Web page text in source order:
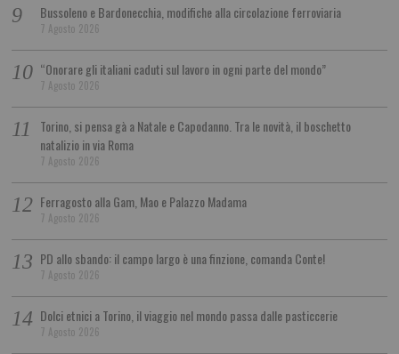
Bussoleno e Bardonecchia, modifiche alla circolazione ferroviaria
7 Agosto 2026
“Onorare gli italiani caduti sul lavoro in ogni parte del mondo”
7 Agosto 2026
Torino, si pensa gà a Natale e Capodanno. Tra le novità, il boschetto
natalizio in via Roma
7 Agosto 2026
Ferragosto alla Gam, Mao e Palazzo Madama
7 Agosto 2026
PD allo sbando: il campo largo è una finzione, comanda Conte!
7 Agosto 2026
Dolci etnici a Torino, il viaggio nel mondo passa dalle pasticcerie
7 Agosto 2026